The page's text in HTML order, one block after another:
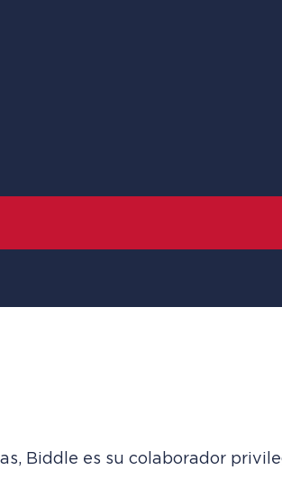
Biddle es su colaborador